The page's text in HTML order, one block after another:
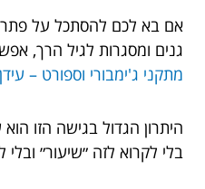
אם בא לכם להסתכל על
גנים ומסגרות לגיל הרך,
מתקני ג'ימבורי וספורט –
היתרון הגדול בגישה הזו
בלי לקרוא לזה ״שיעור״